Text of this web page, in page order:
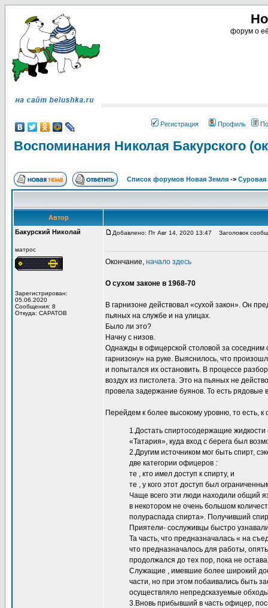
форум о
Регистрация Профиль
Воспоминания Николая Бакурского
Список форумов Новая Земля -> Суровая
Автор
Бакурский Николай
матрос
Зарегистрирован:
05.06.2020
Сообщения: 8
Откуда: САРАТОВ
Добавлено: Пт Авг 14, 2020 13:47 Заголовок
Окончание, начало здесь
О сухом законе в 1968-70
В гарнизоне действовал «сухой закон». Он
пьяных на службе и на улицах.
Было ли это?
Начну с низов.
Однажды в офицерской столовой за соседним
гарнизону» на руке. Выяснилось, что
и попытался их остановить. В процессе
воздух из пистолета. Это на пьяных не
провела задержание буянов. То есть
Перейдем к более высокому уровню, то есть,
1.Достать спиртосодержащие
«Татария», куда вход с берега был
2.Другим источником мог быть спирт,
две категории офицеров :
те , кто имел доступ к спирту, и
те , у кого этот доступ был
Чаще всего эти люди находили общий
в некотором не очень большом
полураспада спирта». Получивший
Приятели- сослуживцы быстро
Та часть, что предназначалась « на
что предназначалось для работы,
продолжался до тех пор, пока не
Служащие , имевшие более широкий
части, но при этом побаивались быть
осуществляло непредсказуемые
3.Вновь прибывший в часть офицер,